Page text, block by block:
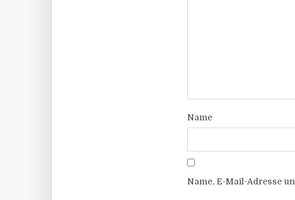
Name
Name, E-Mail-Adresse